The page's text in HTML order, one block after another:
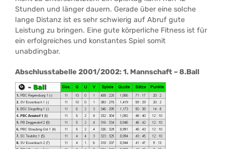
Stunden und länger dauern. Gerade über eine solche
lange Distanz ist es sehr schwierig auf Abruf gute
Leistung zu bringen. Eine gute körperliche Fitness ist für
ein erfolgreiches und konstantes Spiel somit
unabdingbar.
Abschlusstabelle 2001/2002: 1. Mannschaft – 8.Ball